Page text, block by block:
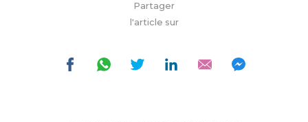
Partager
l'article sur